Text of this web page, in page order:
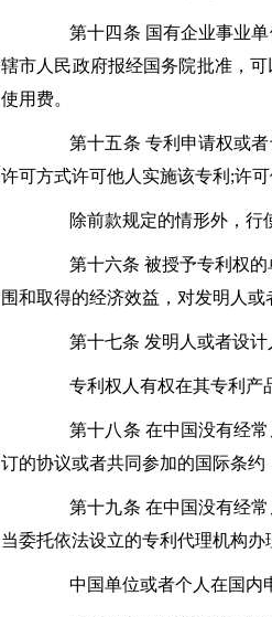
第十四条 国有企业事业单
辖市人民政府报经国务院批准，
使用费。
第十五条 专利申请权或者
许可方式许可他人实施该专利;许
除前款规定的情形外，行使
第十六条 被授予专利权的
围和取得的经济效益，对发明人或
第十七条 发明人或者设计
专利权人有权在其专利产品
第十八条 在中国没有经常
订的协议或者共同参加的国际条约
第十九条 在中国没有经常
当委托依法设立的专利代理机构办
中国单位或者个人在国内申